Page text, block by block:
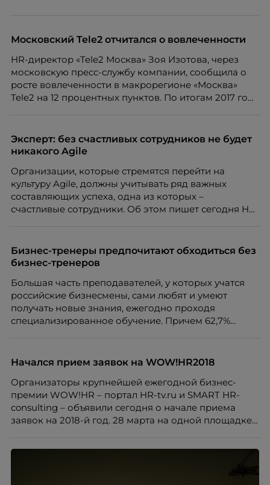
Московский Tele2 отчитался о вовлеченности
HR-директор «Tele2 Москва» Зоя Изотова, через
московскую пресс-службу компании, сообщила о
росте вовлеченности в макрорегионе «Москва»
Tele2 на 12 процентных пунктов. По итогам 2017 года
повышенной результативности бизнеса. Причем
все международные исследовательские агентства
персонала на результативность бизнеса. У
компаний с высокой вовлеченностью больше
совокупный доход акционеров и капитализация
бизнеса, и выше скорость вывода нового продукта
Эксперт: без счастливых сотрудников не будет
никакого Agile
Организации, которые стремятся перейти на
культуру Agile, должны учитывать ряд важных
составляющих успеха, одна из которых –
счастливые сотрудники. Об этом пишет сегодня HR-
Бизнес-тренеры предпочитают обходиться без
бизнес-тренеров
Большая часть преподавателей, у которых учатся
российские бизнесмены, сами любят и умеют
получать новые знания, ежегодно проходя
специализированное обучение. Причем 62,7%
с наставником выбирают 34,9% и обучение в
заявили, что не получали специализированного
образования. Об этом пишет сегодня HR-tv.ru.
Начался прием заявок на WOW!HR2018
Организаторы крупнейшей ежегодной бизнес-
премии WOW!HR – портал HR-tv.ru и SMART HR-
consulting – объявили сегодня о начале приема
заявок на 2018-й год. 28 марта на одной площадке